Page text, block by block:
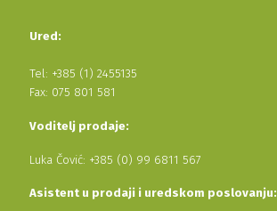
Ured:
Tel: +385 (1) 2455135
Fax: 075 801 581
Voditelj prodaje:
Luka Čović: +385 (0) 99 6811 567
Asistent u prodaji i uredskom poslovanju: